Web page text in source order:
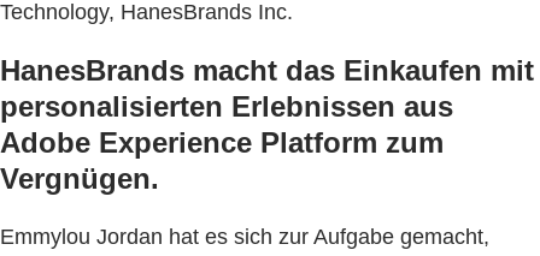
Technology, HanesBrands Inc.
HanesBrands macht das Einkaufen mit
personalisierten Erlebnissen aus
Adobe Experience Platform zum
Vergnügen.
Emmylou Jordan hat es sich zur Aufgabe gemacht,